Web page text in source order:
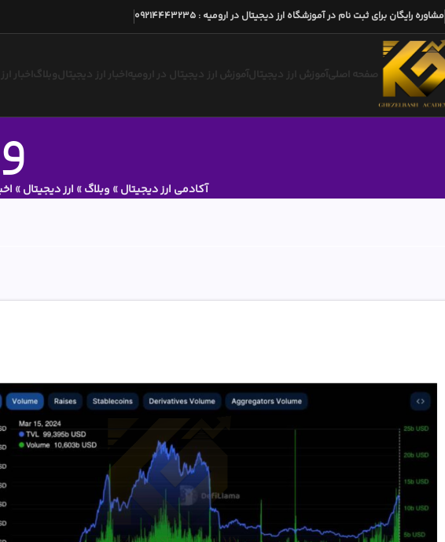
مشاوره رایگان برای ثبت نام در آموزشگاه ارز دیجیتال در ارومیه :
09214443235
صفحه اصلیآموزش ارز دیجیتالآموزش ارز دیجیتال در ارومیه اخبار ارز دیجیتالوبلاگ اخبار
آکادمی ارز دیجیتال» وبلاگ» ارز دیجیتال»